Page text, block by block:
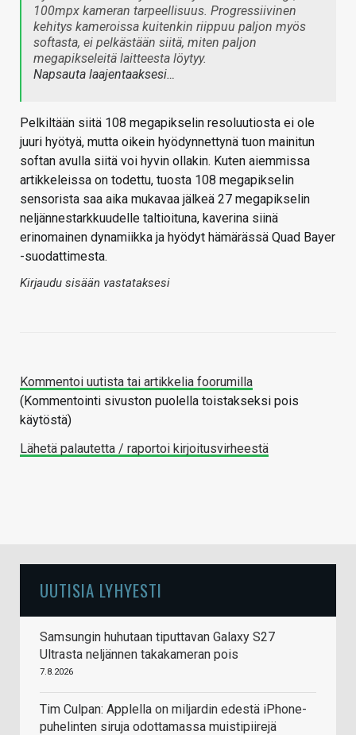
100mpx kameran tarpeellisuus. Progressiivinen
kehitys kameroissa kuitenkin riippuu paljon myös
softasta, ei pelkästään siitä, miten paljon
megapikseleitä laitteesta löytyy.
Napsauta laajentaaksesi…
Pelkiltään siitä 108 megapikselin resoluutiosta ei ole
juuri hyötyä, mutta oikein hyödynnettynä tuon mainitun
softan avulla siitä voi hyvin ollakin. Kuten aiemmissa
artikkeleissa on todettu, tuosta 108 megapikselin
sensorista saa aika mukavaa jälkeä 27 megapikselin
neljännestarkkuudelle taltioituna, kaverina siinä
erinomainen dynamiikka ja hyödyt hämärässä Quad Bayer
-suodattimesta.
Kirjaudu sisään vastataksesi
Kommentoi uutista tai artikkelia foorumilla
(Kommentointi sivuston puolella toistakseksi pois
käytöstä)
Lähetä palautetta / raportoi kirjoitusvirheestä
UUTISIA LYHYESTI
Samsungin huhutaan tiputtavan Galaxy S27
Ultrasta neljännen takakameran pois
7.8.2026
Tim Culpan: Applella on miljardin edestä iPhone-
puhelinten siruja odottamassa muistipiirejä